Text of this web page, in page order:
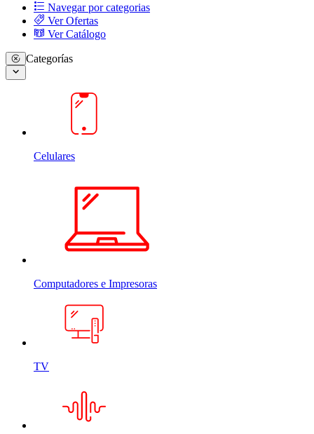
Navegar por categorias
Ver Ofertas
Ver Catálogo
Categorías
Celulares
Computadores e Impresoras
TV